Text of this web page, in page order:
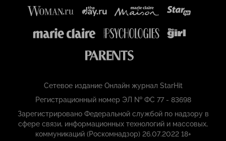
Сетевое издание Онлайн журнал StarHit
Регистрационный номер ЭЛ № ФС 77 - 83698
Зарегистрировано Федеральной службой по надзору в
сфере связи, информационных технологий и массовых,
коммуникаций (Роскомнадзор) 26.07.2022 18+